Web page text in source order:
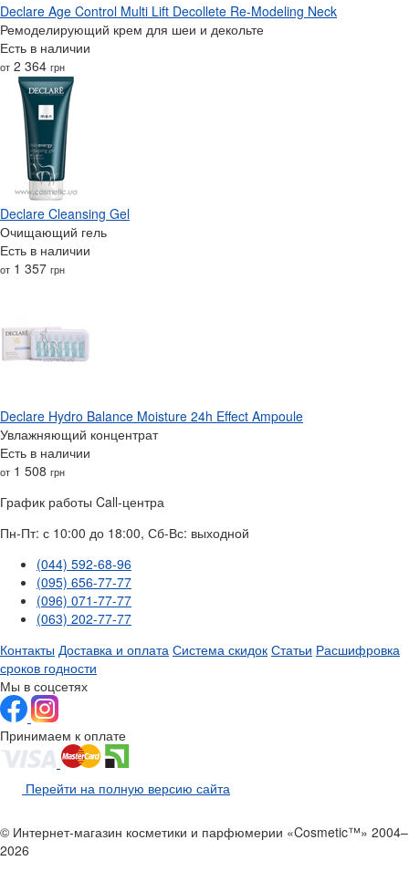
Declare Age Control Multi Lift Decollete Re-Modeling Neck
Ремоделирующий крем для шеи и декольте
Есть в наличии
от 2 364 грн
Declare Cleansing Gel
Очищающий гель
Есть в наличии
от 1 357 грн
Declare Hydro Balance Moisture 24h Effect Ampoule
Увлажняющий концентрат
Есть в наличии
от 1 508 грн
График работы Call-центра
Пн-Пт: с 10:00 до 18:00, Сб-Вс: выходной
(044) 592-68-96
(095) 656-77-77
(096) 071-77-77
(063) 202-77-77
Контакты Доставка и оплата Система скидок Статьи Расшифровка
сроков годности
Мы в соцсетях
Принимаем к оплате
Перейти на полную версию сайта
© Интернет-магазин косметики и парфюмерии «Cosmetic™» 2004–
2026